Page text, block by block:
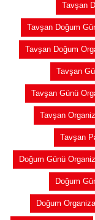
Tavşan
Tavşan Doğum
Tavşan Doğum
Tavşan
Tavşan Günü
Tavşan
Tavşan
Doğum Günü
Doğum
Doğum